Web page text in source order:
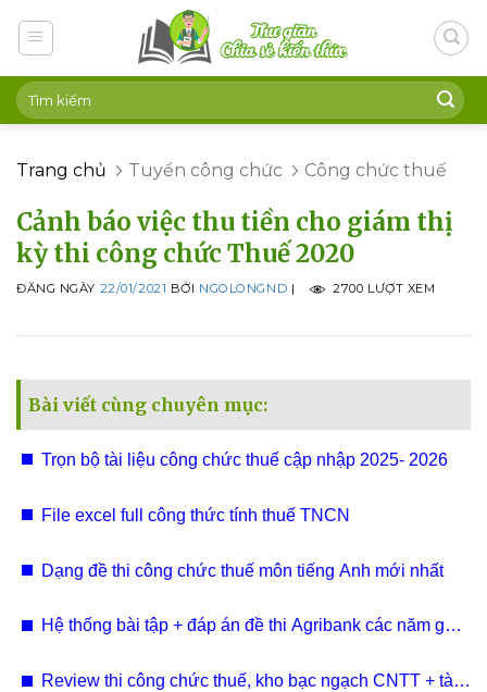
Trang chủ Tuyển công chức Công chức thuế
Cảnh báo việc thu tiền cho giám thị
kỳ thi công chức Thuế 2020
ĐĂNG NGÀY 22/01/2021 BỞI NGOLONGND | 2700 LƯỢT XEM
Bài viết cùng chuyên mục:
Trọn bộ tài liệu công chức thuế cập nhập 2025- 2026
File excel full công thức tính thuế TNCN
Dạng đề thi công chức thuế môn tiếng Anh mới nhất
Hệ thống bài tập + đáp án đề thi Agribank các năm gần
Review thi công chức thuế, kho bạc ngạch CNTT + tài